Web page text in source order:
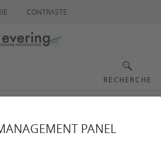
PANEL
CONTRASTE
RECHERCHE
d'aide aux